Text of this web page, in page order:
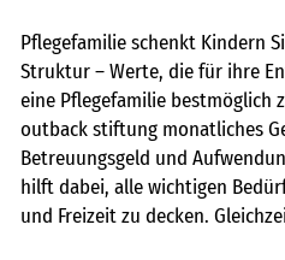
Pflegefamilie schenkt Kindern
Struktur – Werte, die für ihre
eine Pflegefamilie
outback stiftung monatliches
Betreuungsgeld und
hilft dabei, alle wichtigen
und Freizeit zu decken.